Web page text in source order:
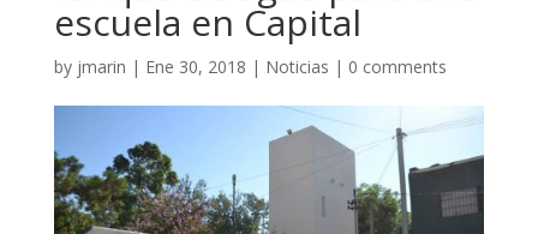
escuela en Capital
by jmarin | Ene 30, 2018 | Noticias | 0 comments